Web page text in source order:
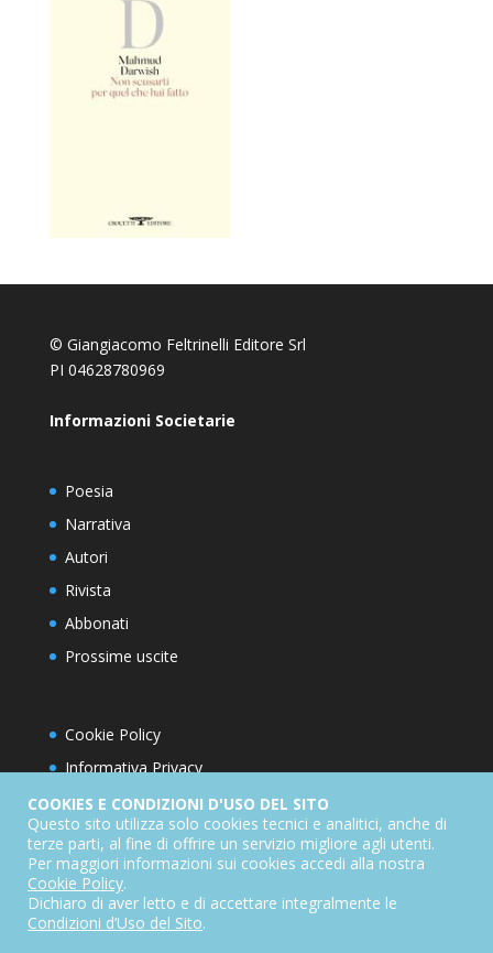
© Giangiacomo Feltrinelli Editore Srl
PI 04628780969
Informazioni Societarie
Poesia
Narrativa
Autori
Rivista
Abbonati
Prossime uscite
Cookie Policy
Informativa Privacy
Condizioni d’utilizzo del sito
Condizioni generali di abbonamento
Informativa sul diritto di recesso
Dichiarazione di accessibilità
COOKIES E CONDIZIONI D'USO DEL SITO
Questo sito utilizza solo cookies tecnici e analitici, anche di
terze parti, al fine di offrire un servizio migliore agli utenti.
Per maggiori informazioni sui cookies accedi alla nostra
Cookie Policy.
Dichiaro di aver letto e di accettare integralmente le
Condizioni d’Uso del Sito.